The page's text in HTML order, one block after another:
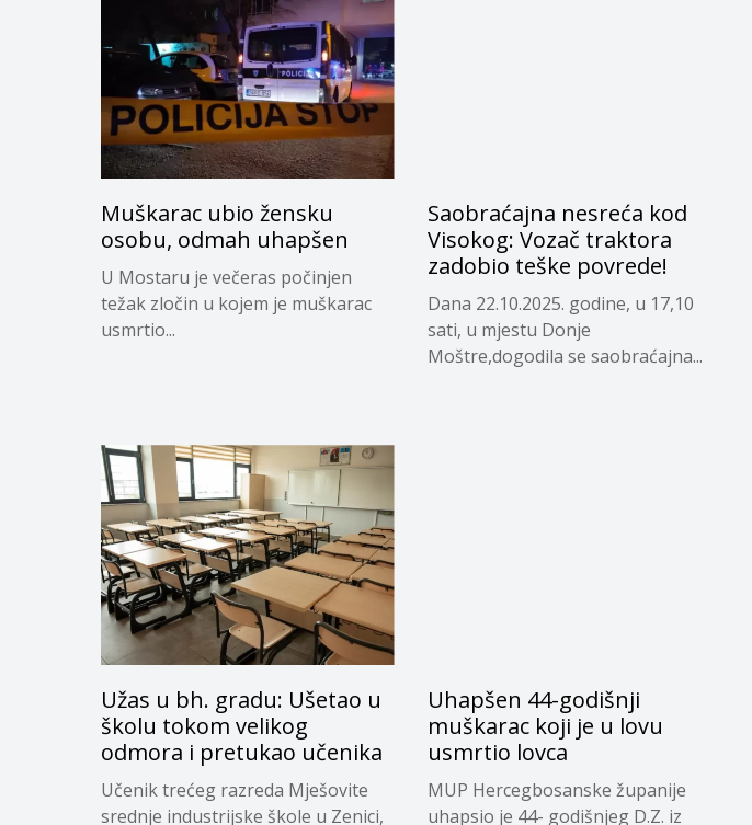
Muškarac ubio žensku
osobu, odmah uhapšen
U Mostaru je večeras počinjen
težak zločin u kojem je muškarac
usmrtio...
Saobraćajna nesreća kod
Visokog: Vozač traktora
zadobio teške povrede!
Dana 22.10.2025. godine, u 17,10
sati, u mjestu Donje
Moštre,dogodila se saobraćajna...
Užas u bh. gradu: Ušetao u
školu tokom velikog
odmora i pretukao učenika
Učenik trećeg razreda Mješovite
srednje industrijske škole u Zenici,
Uhapšen 44-godišnji
muškarac koji je u lovu
usmrtio lovca
MUP Hercegbosanske županije
uhapsio je 44- godišnjeg D.Z. iz